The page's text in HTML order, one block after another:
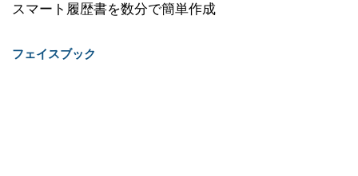
スマート履歴書を数分で簡単作成
フェイスブック